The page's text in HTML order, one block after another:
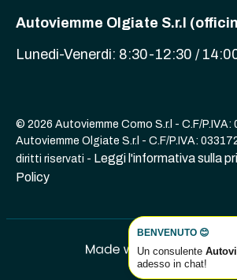
Autoviemme Olgiate S.r.l
Lunedi-Venerdi: 8:30-12:30 /
© 2026 Autoviemme Como S.r.l - C.F/P.IVA:
Autoviemme Olgiate S.r.l - C.F/P.IVA:
diritti riservati - Leggi l'informativa sulla
Policy
BENVENUTO 😊
Un consulente
adesso in chat!